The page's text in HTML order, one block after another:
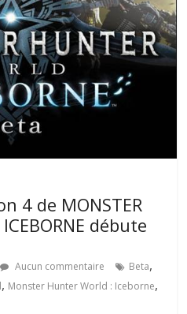
4 de MONSTER
débute
Aucun commentaire Beta,
, Monster Hunter World : Iceborne,